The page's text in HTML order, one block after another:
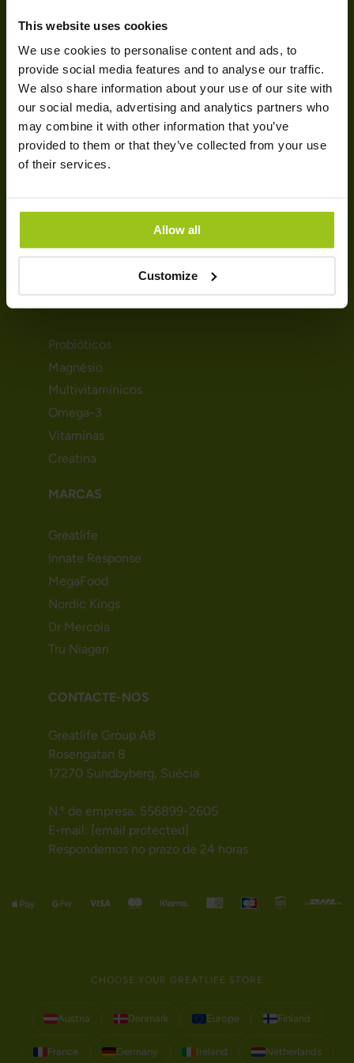
This website uses cookies
We use cookies to personalise content and ads, to
provide social media features and to analyse our traffic.
We also share information about your use of our site with
our social media, advertising and analytics partners who
may combine it with other information that you’ve
provided to them or that they’ve collected from your use
of their services.
Allow all
Customize
Informações de Entrega
Informações de Pagamento
Rastreie seu pedido
Cookies
SOBRE NÓS
Magazine
Probióticos
Magnésio
Multivitamínicos
Omega-3
Vitaminas
Creatina
MARCAS
Greatlife
Innate Response
MegaFood
Nordic Kings
Dr Mercola
Tru Niagen
CONTACTE-NOS
Greatlife Group AB
Rosengatan 8
17270 Sundbyberg, Suécia
N.º de empresa: 556899-2605
E-mail: [email protected]
Respondemos no prazo de 24 horas
CHOOSE YOUR GREATLIFE STORE
Austria Denmark Europe Finland
France Germany Ireland Netherlands